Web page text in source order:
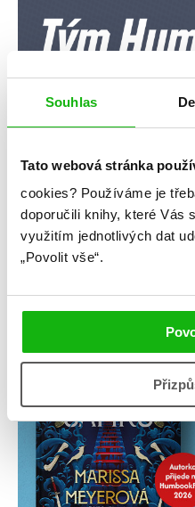
Souhlas
Tato webová stránka
cookies? Používáme je
doporučili knihy, které Vás
využitím jednotlivých dat
„Povolit vše“.